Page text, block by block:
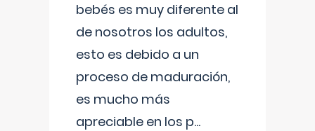
bebés es muy diferente al
de nosotros los adultos,
esto es debido a un
proceso de maduración,
es mucho más
apreciable en los p...